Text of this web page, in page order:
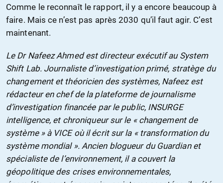
Comme le reconnaît le rapport, il y a encore beaucoup à
faire. Mais ce n’est pas après 2030 qu’il faut agir. C’est
maintenant.
Le Dr Nafeez Ahmed est directeur exécutif au System
Shift Lab. Journaliste d’investigation primé, stratège du
changement et théoricien des systèmes, Nafeez est
rédacteur en chef de la plateforme de journalisme
d’investigation financée par le public, INSURGE
intelligence, et chroniqueur sur le « changement de
système » à VICE où il écrit sur la « transformation du
système mondial ». Ancien blogueur du Guardian et
spécialiste de l’environnement, il a couvert la
géopolitique des crises environnementales,